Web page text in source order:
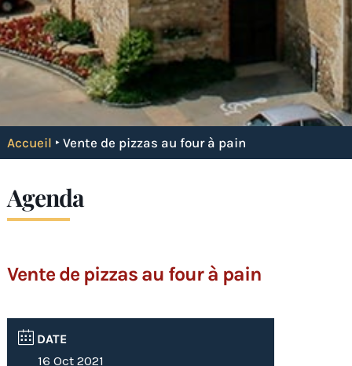
Accueil ‣ Vente de pizzas au four à pain
Agenda
Vente de pizzas au four à pain
DATE
16 Oct 2021